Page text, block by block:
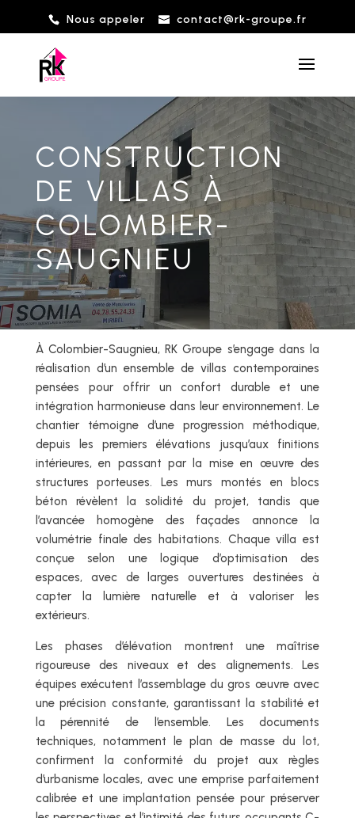
Nous appeler contact@rk-groupe.fr
CONSTRUCTION
DE VILLAS À
COLOMBIER-
SAUGNIEU
À Colombier-Saugnieu, RK Groupe s’engage dans la
réalisation d’un ensemble de villas contemporaines
pensées pour offrir un confort durable et une
intégration harmonieuse dans leur environnement. Le
chantier témoigne d’une progression méthodique,
depuis les premiers élévations jusqu’aux finitions
intérieures, en passant par la mise en œuvre des
structures porteuses. Les murs montés en blocs
béton révèlent la solidité du projet, tandis que
l’avancée homogène des façades annonce la
volumétrie finale des habitations. Chaque villa est
conçue selon une logique d’optimisation des
espaces, avec de larges ouvertures destinées à
capter la lumière naturelle et à valoriser les
extérieurs.
Les phases d’élévation montrent une maîtrise
rigoureuse des niveaux et des alignements. Les
équipes exécutent l’assemblage du gros œuvre avec
une précision constante, garantissant la stabilité et
la pérennité de l’ensemble. Les documents
techniques, notamment le plan de masse du lot,
confirment la conformité du projet aux règles
d’urbanisme locales, avec une emprise parfaitement
calibrée et une implantation pensée pour préserver